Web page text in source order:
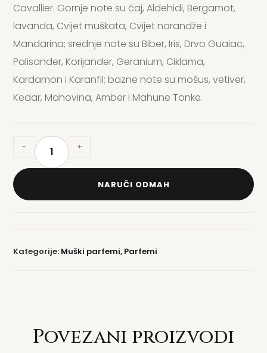
Cavallier. Gornje note su čaj, Aldehidi, Bergamot,
lavanda, Cvijet muškata, Cvijet narandže i
Mandarina; srednje note su Biber, Iris, Drvo Guaiac,
Palisander, Korijander, Geranium, Ciklama,
Kardamon i Karanfil; bazne note su mošus, vetiver,
Kedar, Mahovina, Amber i Mahune Tonke.
- +
NARUČI ODMAH
Kategorije: Muški parfemi, Parfemi
Povezani proizvodi